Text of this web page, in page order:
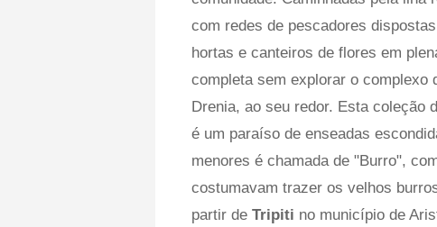
com redes de pescadores
hortas e canteiros de flores em
completa sem explorar o complexo
Drenia, ao seu redor. Esta coleção
é um paraíso de enseadas
menores é chamada de "Burro",
costumavam trazer os velhos
partir de Tripiti no município de